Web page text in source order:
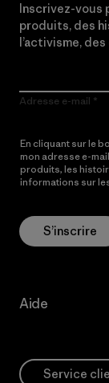
Inscrivez-vous
produits, des
l’activisme,
Adresse e-mail
En cliquant sur le
mon adresse e-
produits, les
informations sur
S’inscrire
Aide
Service